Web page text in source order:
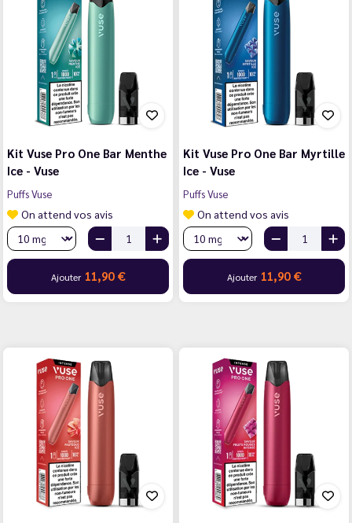
Kit Vuse Pro One Bar Menthe
Ice - Vuse
Puffs Vuse
On attend vos avis
Ajouter 11,90 €
Kit Vuse Pro One Bar Myrtille
Ice - Vuse
Puffs Vuse
On attend vos avis
Ajouter 11,90 €